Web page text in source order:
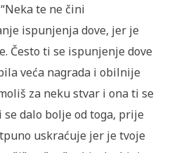
te ne čini
ispunjenja dove, jer je
Često ti se ispunjenje dove
veća nagrada i obilnije
za neku stvar i ona ti se
dalo bolje od toga, prije
uskraćuje jer je tvoje